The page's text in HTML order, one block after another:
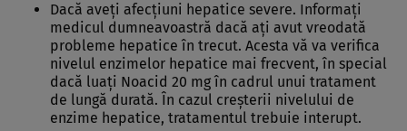
Dacă aveţi afecţiuni hepatice severe. Informaţi
medicul dumneavoastră dacă aţi avut vreodată
probleme hepatice în trecut. Acesta vă va verifica
nivelul enzimelor hepatice mai frecvent, în special
dacă luaţi Noacid 20 mg în cadrul unui tratament
de lungă durată. În cazul creşterii nivelului de
enzime hepatice, tratamentul trebuie interupt.